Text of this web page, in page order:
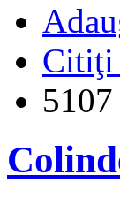
Citiţi